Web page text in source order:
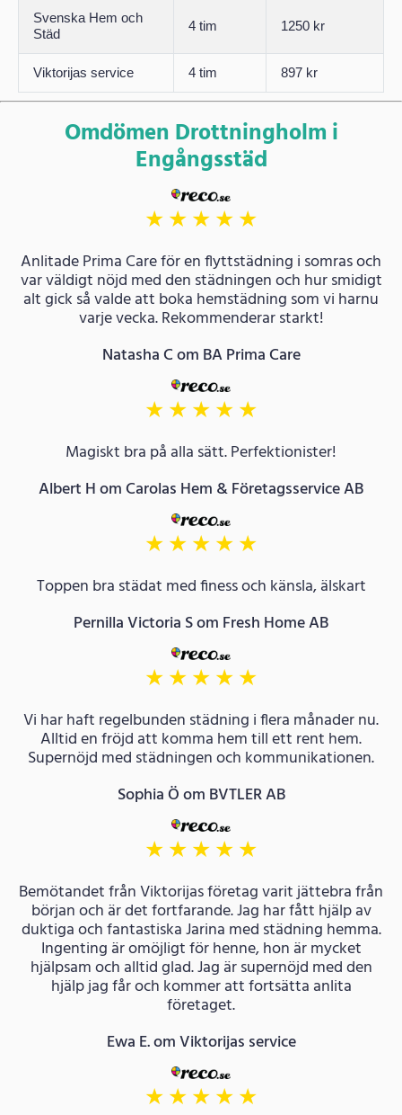
Svenska Hem och
Städ
4 tim 1250 kr
Viktorijas service 4 tim 897 kr
Omdömen Drottningholm i
Engångsstäd
★★★★★
Anlitade Prima Care för en flyttstädning i somras och
var väldigt nöjd med den städningen och hur smidigt
alt gick så valde att boka hemstädning som vi harnu
varje vecka. Rekommenderar starkt!
Natasha C om BA Prima Care
★★★★★
Magiskt bra på alla sätt. Perfektionister!
Albert H om Carolas Hem & Företagsservice AB
★★★★★
Toppen bra städat med finess och känsla, älskart
Pernilla Victoria S om Fresh Home AB
★★★★★
Vi har haft regelbunden städning i flera månader nu.
Alltid en fröjd att komma hem till ett rent hem.
Supernöjd med städningen och kommunikationen.
Sophia Ö om BVTLER AB
★★★★★
Bemötandet från Viktorijas företag varit jättebra från
början och är det fortfarande. Jag har fått hjälp av
duktiga och fantastiska Jarina med städning hemma.
Ingenting är omöjligt för henne, hon är mycket
hjälpsam och alltid glad. Jag är supernöjd med den
hjälp jag får och kommer att fortsätta anlita
företaget.
Ewa E. om Viktorijas service
★★★★★